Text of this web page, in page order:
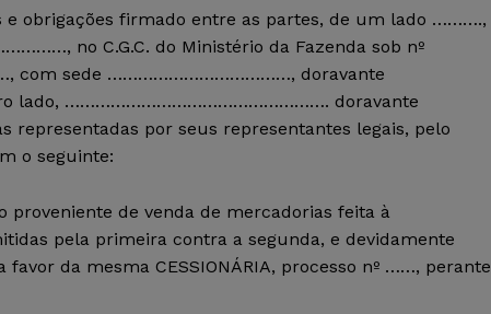
e obrigações firmado entre as partes, de um lado ……….,
no C.G.C. do Ministério da Fazenda sob nº
com sede ………………………………, doravante
lado, ……………………………………………. doravante
representadas por seus representantes legais, pelo
o seguinte:
proveniente de venda de mercadorias feita à
pela primeira contra a segunda, e devidamente
da mesma CESSIONÁRIA, processo nº ……, perante